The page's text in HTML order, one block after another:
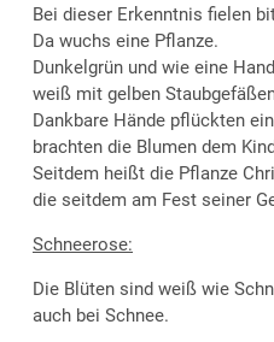
Bei dieser Erkenntnis fielen
Da wuchs eine Pflanze.
Dunkelgrün und wie eine
weiß mit gelben
Dankbare Hände pflückten
brachten die Blumen dem
Seitdem heißt die Pflanze
die seitdem am Fest seiner
Schneerose:
Die Blüten sind weiß wie
auch bei Schnee.